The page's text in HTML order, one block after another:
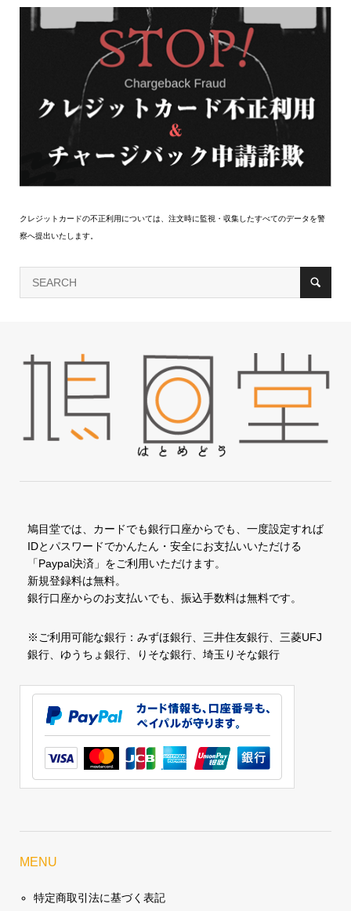
クレジットカードの不正利用については、注文時に監視・収集したすべてのデータを警
察へ提出いたします。
鳩目堂では、カードでも銀行口座からでも、一度設定すれば
IDとパスワードでかんたん・安全にお支払いいただける
「Paypal決済」をご利用いただけます。
新規登録料は無料。
銀行口座からのお支払いでも、振込手数料は無料です。
※ご利用可能な銀行：みずほ銀行、三井住友銀行、三菱UFJ
銀行、ゆうちょ銀行、りそな銀行、埼玉りそな銀行
MENU
特定商取引法に基づく表記